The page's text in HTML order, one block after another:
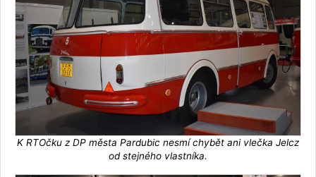
K RTOčku z DP města Pardubic nesmí chybět ani vlečka Jelcz
od stejného vlastníka.